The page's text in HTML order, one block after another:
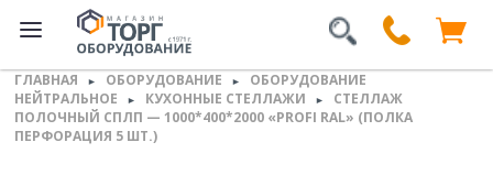
ГЛАВНАЯ ► ОБОРУДОВАНИЕ ►
ОБОРУДОВАНИЕ
НЕЙТРАЛЬНОЕ
► КУХОННЫЕ СТЕЛЛАЖИ ►
СТЕЛЛАЖ
ПОЛОЧНЫЙ СПЛП — 1000*400*2000 «PROFI RAL» (ПОЛКА
ПЕРФОРАЦИЯ 5 ШТ.)